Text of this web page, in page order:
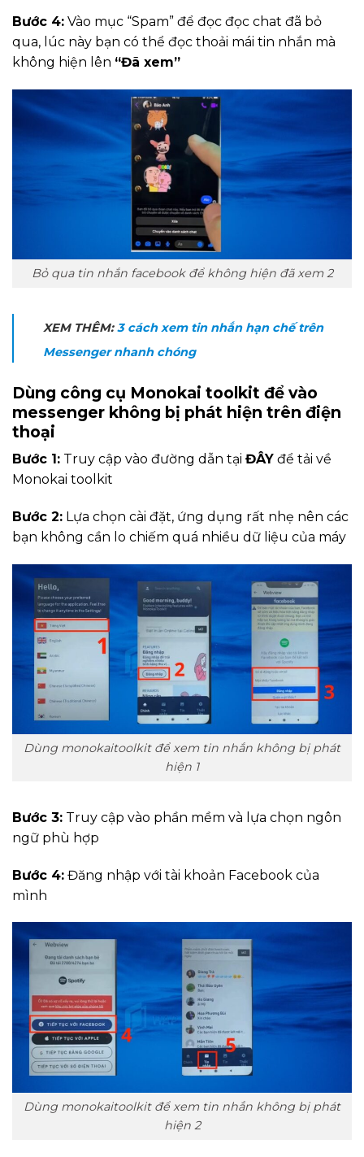
Bước 4: Vào mục “Spam” để đọc đọc chat đã bỏ
qua, lúc này bạn có thể đọc thoải mái tin nhắn mà
không hiện lên “Đã xem”
Bỏ qua tin nhắn facebook để không hiện đã xem 2
XEM THÊM:3 cách xem tin nhắn hạn chế trên
Messenger nhanh chóng
Dùng công cụ Monokai toolkit để vào
messenger không bị phát hiện trên điện
thoại
Bước 1: Truy cập vào đường dẫn tại ĐÂY để tải về
Monokai toolkit
Bước 2: Lựa chọn cài đặt, ứng dụng rất nhẹ nên các
bạn không cần lo chiếm quá nhiều dữ liệu của máy
Dùng monokaitoolkit để xem tin nhắn không bị phát
hiện 1
Bước 3: Truy cập vào phần mềm và lựa chọn ngôn
ngữ phù hợp
Bước 4: Đăng nhập với tài khoản Facebook của
mình
Dùng monokaitoolkit để xem tin nhắn không bị phát
hiện 2